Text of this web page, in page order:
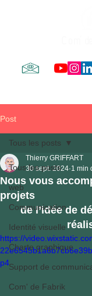
Post
Tous les posts
web
Communication
Identité visuelle
Charte graphique
Support de
Com' de Fabrik
Tous les posts
Nous vous
projets
Thierry GRIFFART
30 sept. 2024 1 min
de l’idée de
https://
p4